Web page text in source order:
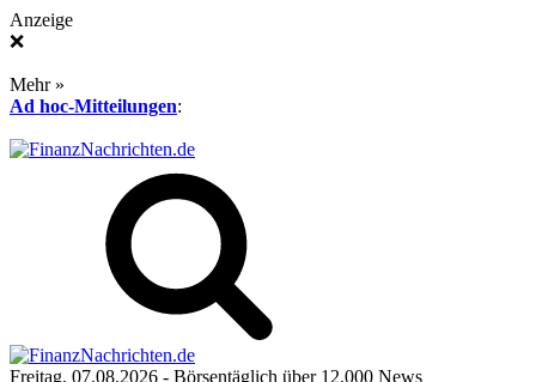
Anzeige
❌
Mehr »
Ad hoc-Mitteilungen:
Freitag, 07.08.2026 - Börsentäglich über 12.000 News